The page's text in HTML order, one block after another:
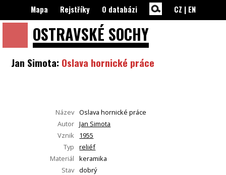
OSTRAVSKÉ SOCHY
Mapa Rejstříky O databázi CZ | EN
Jan Simota: Oslava hornické práce
Název Oslava hornické práce
Autor Jan Simota
Vznik
1955
Typ
reliéf
Materiál
keramika
Stav dobrý